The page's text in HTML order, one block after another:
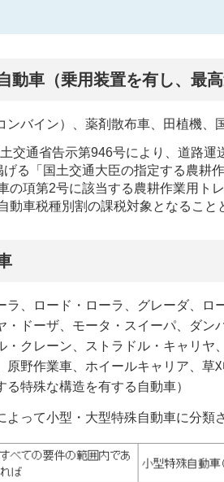
動車（乗用装置を有し、最
ンバイン）、薬剤散布車、田植機
交通省告示第946号により、道路
る「国土交通大臣の指定する農耕
の項第2号に該当する農耕作業用ト
動車税種別割の課税対象となること
ラ、ロード・ローラ、グレーダ、
・ドーザ、モータ・スイーパ、ダ
・クレーン、ストラドル・キャリ
原野作業車、ホイールキャリア、
特殊な構造を有する自動車）
って小型・大型特殊自動車に分類